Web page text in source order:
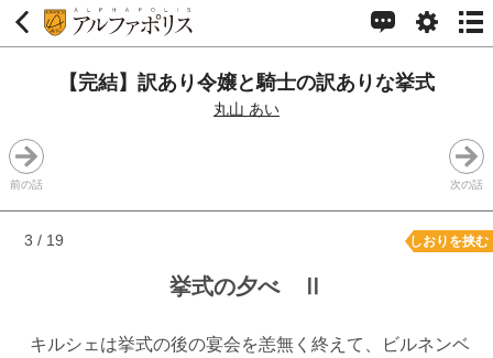
【完結】訳あり令嬢と騎士の訳ありな挙式
丸山 あい
前の話 次の話
3 / 19 しおりを挟む
挙式の夕べ Ⅱ
キルシェは挙式の後の宴会を恙無く終えて、ビルネンベ